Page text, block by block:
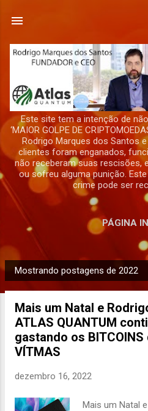
Este site tem a intenção de
‘MAIOR GOLPE DE
Rodrigo Marques dos Santos
clientes foram enganados,
não receberam suas rescisões,
ou sofreu alguma punição.
crime pode ser
PÁGINA
P
o
Mostrando postagens de 2022
Mais um Natal e
ATLAS QUANTUM
gastando os BITCOINS
VÍTMAS
dezembro 16, 2022
Mais um Natal